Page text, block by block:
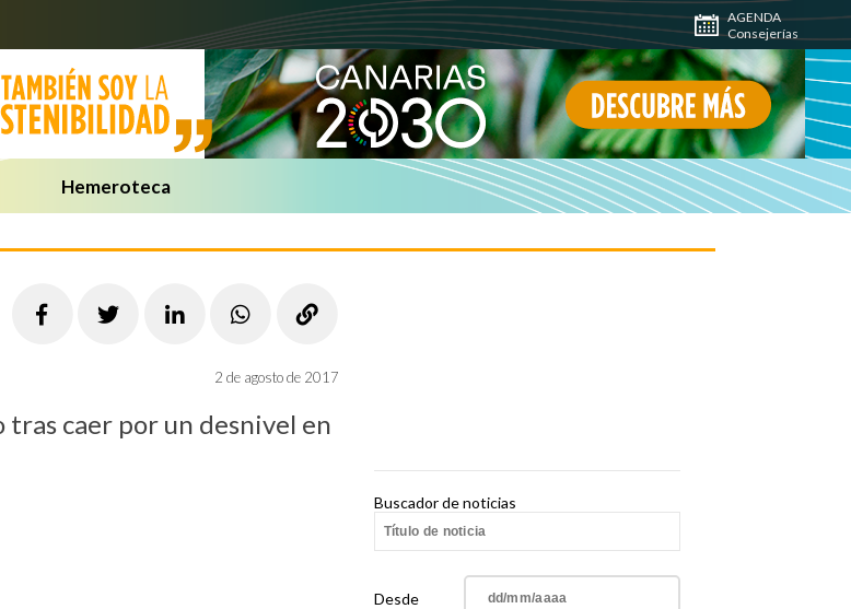
AGENDA
Consejerías
Hemeroteca
2 de agosto de 2017
caer por un desnivel en
Buscador de noticias
Desde